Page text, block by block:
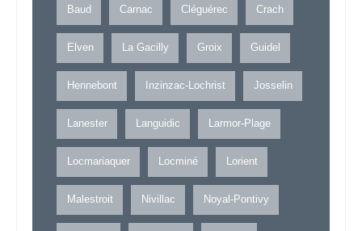
Baud Carnac Cléguérec Crach
Elven La Gacilly Groix Guidel
Hennebont Inzinzac-Lochrist Josselin
Lanester Languidic Larmor-Plage
Locmariaquer Locminé Lorient
Malestroit Nivillac Noyal-Pontivy